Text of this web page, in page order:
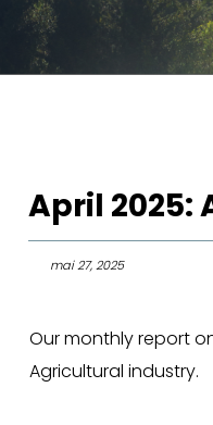
April 2025:
mai 27, 2025
Our monthly report
Agricultural industry.